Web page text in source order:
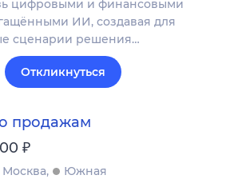
цифровыми и финансовыми
ИИ, создавая для
сценарии решения…
Откликнуться
продажам
₽
Москва
Южная